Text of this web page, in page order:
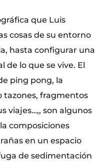
que Luis
cosas de su entorno
hasta configurar una
lo que se vive. El
ping pong, la
tazones, fragmentos
viajes…,, son algunos
composiciones
en un espacio
de sedimentación